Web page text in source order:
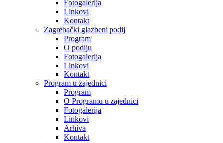
Fotogalerija
Linkovi
Kontakt
Zagrebački glazbeni podij
Program
O podiju
Fotogalerija
Linkovi
Kontakt
Program u zajednici
Program
O Programu u zajednici
Fotogalerija
Linkovi
Arhiva
Kontakt